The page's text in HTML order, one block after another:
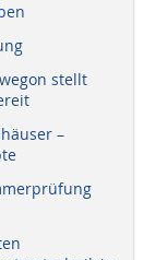
stellt
–